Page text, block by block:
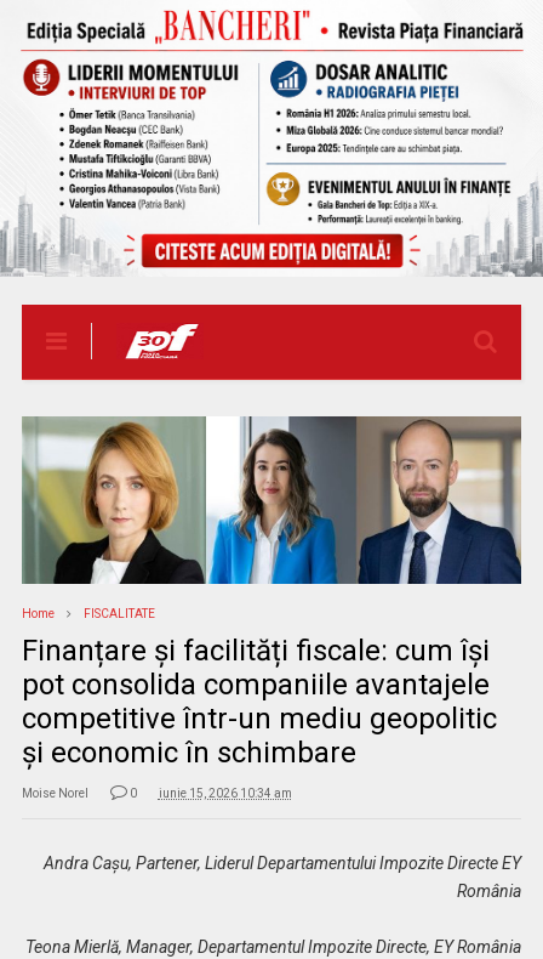
Home FISCALITATE
Finanțare și facilități fiscale: cum își
pot consolida companiile avantajele
competitive într-un mediu geopolitic
și economic în schimbare
Moise Norel 0 iunie 15, 2026 10:34 am
Andra Cașu, Partener, Liderul Departamentului Impozite Directe​ EY
România
Teona Mierlă, Manager, Departamentul Impozite Directe, EY România